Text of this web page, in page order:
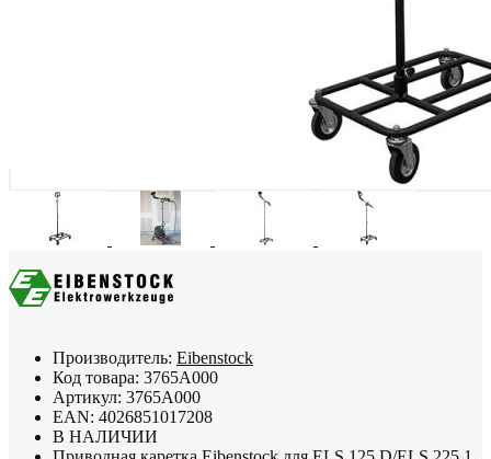
Производитель: Eibenstock
Код товара: 3765A000
Артикул: 3765A000
EAN: 4026851017208
В НАЛИЧИИ